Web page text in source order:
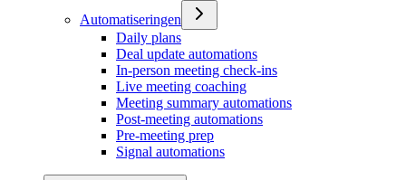
Automatiseringen
Daily plans
Deal update automations
In-person meeting check-ins
Live meeting coaching
Meeting summary automations
Post-meeting automations
Pre-meeting prep
Signal automations